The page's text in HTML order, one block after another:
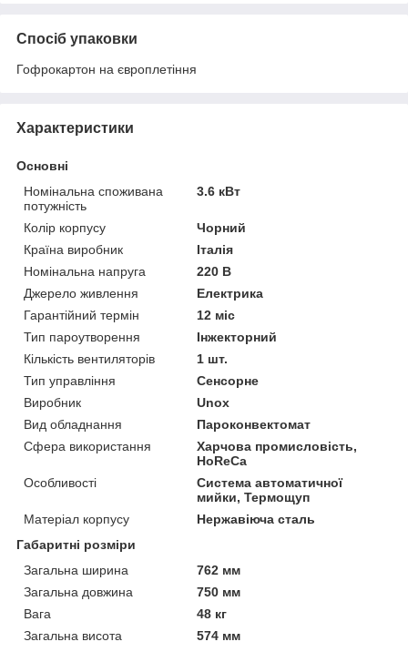
Спосіб упаковки
Гофрокартон на європлетіння
Характеристики
Основні
Номінальна споживана
потужність
3.6 кВт
Колір корпусу
Чорний
Країна виробник
Італія
Номінальна напруга
220 В
Джерело живлення
Електрика
Гарантійний термін
12 міс
Тип пароутворення
Інжекторний
Кількість вентиляторів
1 шт.
Тип управління
Сенсорне
Виробник
Unox
Вид обладнання
Пароконвектомат
Сфера використання
Харчова промисловість,
HoReCa
Особливості
Система автоматичної
мийки, Термощуп
Матеріал корпусу
Нержавіюча сталь
Габаритні розміри
Загальна ширина
762 мм
Загальна довжина
750 мм
Вага
48 кг
Загальна висота
574 мм